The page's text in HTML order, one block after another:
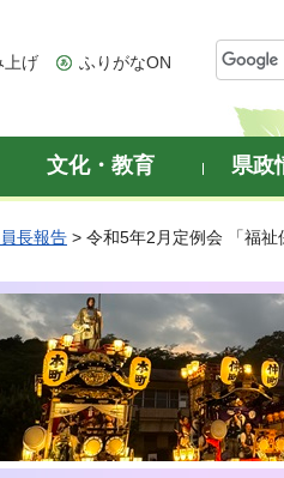
上げ ふりがなON
文化・教育 県政
長報告 > 令和5年2月定例会 「福祉